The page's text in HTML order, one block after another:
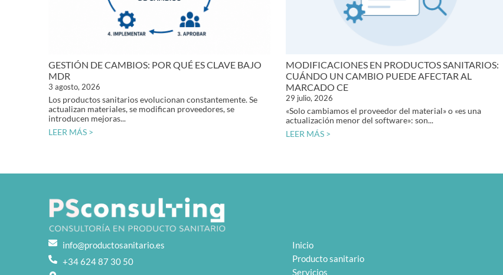
GESTIÓN DE CAMBIOS: POR QUÉ ES CLAVE BAJO
MDR
3 agosto, 2026
Los productos sanitarios evolucionan constantemente. Se
actualizan materiales, se modifican proveedores, se
introducen mejoras...
LEER MÁS >
MODIFICACIONES EN PRODUCTOS SANITARIOS:
CUÁNDO UN CAMBIO PUEDE AFECTAR AL
MARCADO CE
29 julio, 2026
«Solo cambiamos el proveedor del material» o «es una
actualización menor del software»: son...
LEER MÁS >
info@productosanitario.es
+34 624 87 30 50
Inicio
Producto sanitario
Servicios